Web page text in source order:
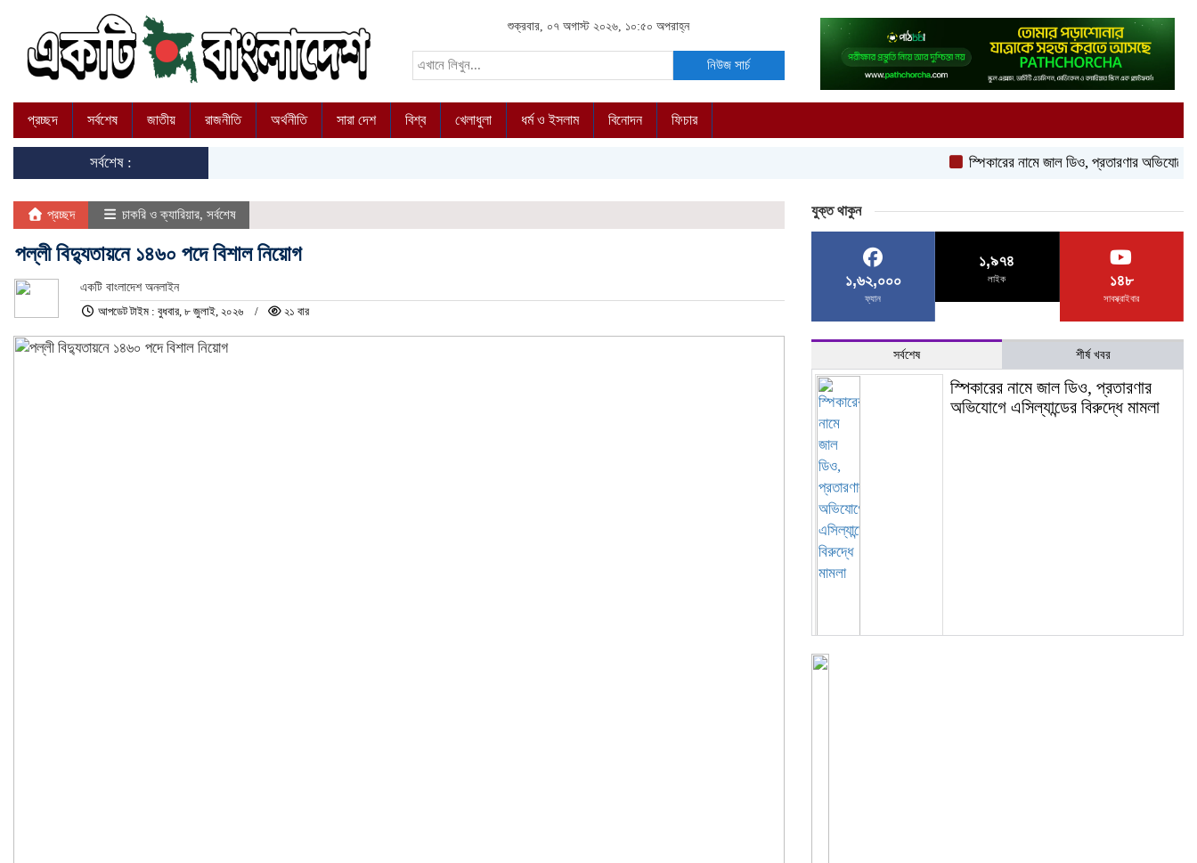
শুক্রবার, ০৭ অগাস্ট ২০২৬, ১০:৫০ অপরাহ্ন
নিউজ সার্চ
প্রচ্ছদ সর্বশেষ জাতীয় রাজনীতি অর্থনীতি সারা দেশ বিশ্ব খেলাধুলা ধর্ম ও ইসলাম বিনোদন ফিচার
সর্বশেষ : স্পিকারের নামে জাল ডিও, প্রতারণার অভিযোগে
প্রচ্ছদ চাকরি ও ক্যারিয়ার, সর্বশেষ
পল্লী বিদ্যুতায়নে ১৪৬০ পদে বিশাল নিয়োগ
একটি বাংলাদেশ অনলাইন
আপডেট টাইম : বুধবার, ৮ জুলাই, ২০২৬
২১ বার
যুক্ত থাকুন
১,৬২,০০০
ফ্যান
১,৯৭৪
লাইক ১৪৮
সাবস্ক্রাইবার
সর্বশেষ শীর্ষ খবর
স্পিকারের নামে জাল ডিও, প্রতারণার
অভিযোগে এসিল্যান্ডের বিরুদ্ধে মামলা